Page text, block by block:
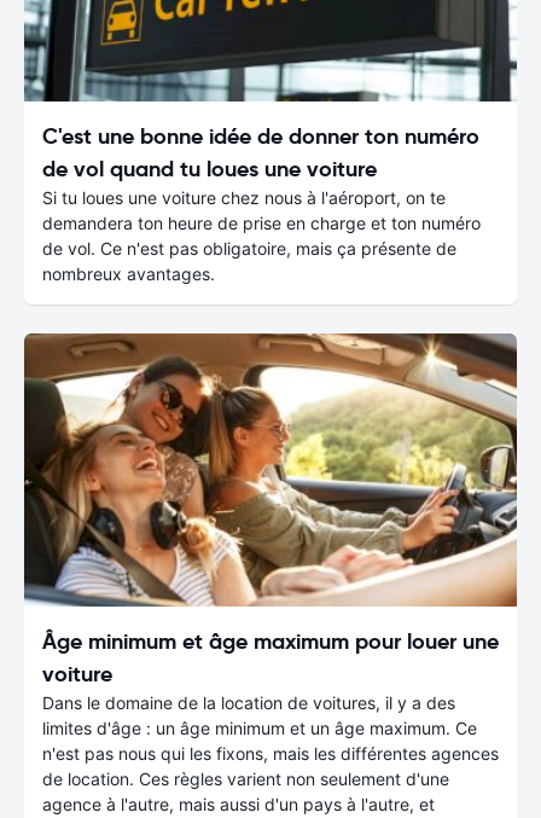
C'est une bonne idée de donner ton numéro
de vol quand tu loues une voiture
Si tu loues une voiture chez nous à l'aéroport, on te
demandera ton heure de prise en charge et ton numéro
de vol. Ce n'est pas obligatoire, mais ça présente de
nombreux avantages.
Âge minimum et âge maximum pour louer une
voiture
Dans le domaine de la location de voitures, il y a des
limites d'âge : un âge minimum et un âge maximum. Ce
n'est pas nous qui les fixons, mais les différentes agences
de location. Ces règles varient non seulement d'une
agence à l'autre, mais aussi d'un pays à l'autre, et